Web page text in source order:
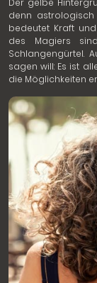
Der gelbe
denn
bedeutet Kraft
des Magiers
Schlangengürtel.
sagen will: Es ist
die Möglichkeiten